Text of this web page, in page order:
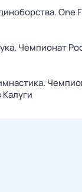
One
Чемпионат